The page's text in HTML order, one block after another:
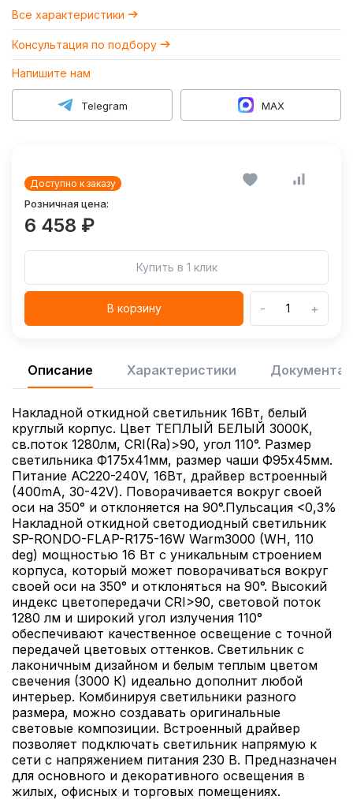
Все характеристики
Консультация по подбору
Напишите нам
Telegram MAX
Доступно к заказу
Розничная цена:
6 458 ₽
Купить в 1 клик
В корзину - +
Описание Характеристики
Накладной откидной светильник 16Вт, белый
круглый корпус. Цвет ТЕПЛЫЙ БЕЛЫЙ 3000K,
св.поток 1280лм, CRI(Ra)>90, угол 110°. Размер
светильника Ф175x41мм, размер чаши Ф95x45мм.
Питание AC220-240V, 16Вт, драйвер встроенный
(400mA, 30-42V). Поворачивается вокруг своей
оси на 350° и отклоняется на 90°.Пульсация <0,3%
Накладной откидной светодиодный светильник
SP-RONDO-FLAP-R175-16W Warm3000 (WH, 110
deg) мощностью 16 Вт с уникальным строением
корпуса, который может поворачиваться вокруг
своей оси на 350° и отклоняться на 90°. Высокий
индекс цветопередачи CRI>90, световой поток
1280 лм и широкий угол излучения 110°
обеспечивают качественное освещение с точной
передачей цветовых оттенков. Светильник с
лаконичным дизайном и белым теплым цветом
свечения (3000 К) идеально дополнит любой
интерьер. Комбинируя светильники разного
размера, можно создавать оригинальные
световые композиции. Встроенный драйвер
позволяет подключать светильник напрямую к
сети с напряжением питания 230 В. Предназначен
для основного и декоративного освещения в
жилых, офисных и торговых помещениях.